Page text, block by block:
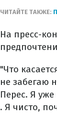
ЧИТАЙТЕ ТАКЖЕ:
На пресс-
"Что
не забегаю
Перес. Я
. Я чисто,